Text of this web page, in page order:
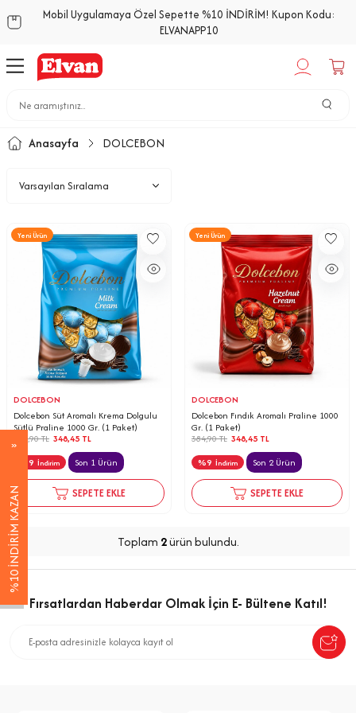
%10 İNDİRİM KAZAN
Mobil Uygulamaya Özel Sepette %10 İNDİRİM! Kupon Kodu:
ELVANAPP10
Anasayfa DOLCEBON
Yeni Ürün
DOLCEBON
Dolcebon Süt Aromalı Krema Dolgulu
Sütlü Praline 1000 Gr. (1 Paket)
384,90TL 348,45 TL
9 İndirim Son 1 Ürün
SEPETE EKLE
Yeni Ürün
DOLCEBON
Dolcebon Fındık Aromalı Praline 1000
Gr. (1 Paket)
384,90TL 348,45 TL
%9 İndirim Son 2 Ürün
SEPETE EKLE
Toplam 2ürün bulundu.
Fırsatlardan Haberdar Olmak İçin E- Bültene Katıl!